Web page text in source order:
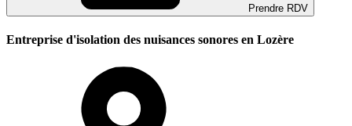
Prendre RDV
Entreprise d'isolation des nuisances sonores en Lozère